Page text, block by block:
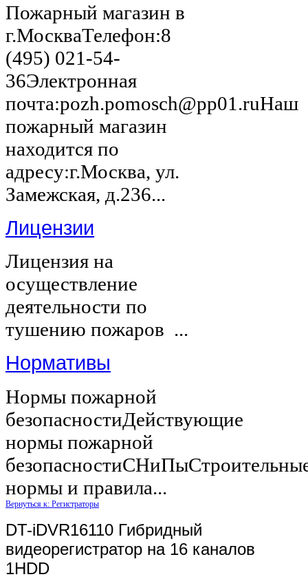
Пожарный магазин в
г.МоскваТелефон:8
(495) 021-54-
36Электронная
почта:pozh.pomosch@pp01.ruНаш
пожарный магазин
находится по
адресу:г.Москва, ул.
Замежская, д.236...
Лицензии
Лицензия на
осуществление
деятельности по
тушению пожаров ...
Нормативы
Нормы пожарной
безопасностиДействующие
нормы пожарной
нормы и правила...
Вернуться к: Регистраторы
DT-iDVR16110 Гибридный
видеорегистратор на 16 каналов
1HDD